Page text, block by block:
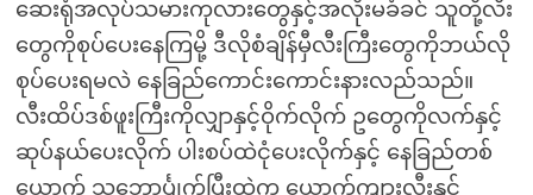
ဆေးရုံအလုပ်သမားကုလားတွေနှင့်အလိုးမခံခင် သူတို့လီး
တွေကိုစုပ်ပေးနေကြမို့ ဒီလိုစံချိန်မှီလီးကြီးတွေကိုဘယ်လို
စုပ်ပေးရမလဲ နေခြည်ကောင်းကောင်းနားလည်သည်။
လီးထိပ်ဒစ်ဖူးကြီးကိုလျှာနှင့်ဝိုက်လိုက် ဥတွေကိုလက်နှင့်
ဆုပ်နယ်ပေးလိုက် ပါးစပ်ထဲငုံပေးလိုက်နှင့် နေခြည်တစ်
ယောက် သဘောင်္ပျက်ပြီးထဲက ယောက်ကျားလီးနှင့်